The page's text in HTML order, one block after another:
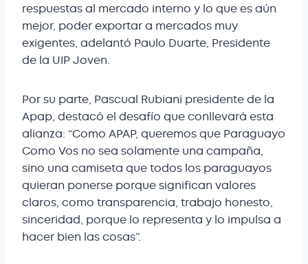
respuestas al mercado interno y lo que es aún
mejor, poder exportar a mercados muy
exigentes, adelantó Paulo Duarte, Presidente
de la UIP Joven.
Por su parte, Pascual Rubiani presidente de la
Apap, destacó el desafío que conllevará esta
alianza: “Como APAP, queremos que Paraguayo
Como Vos no sea solamente una campaña,
sino una camiseta que todos los paraguayos
quieran ponerse porque significan valores
claros, como transparencia, trabajo honesto,
sinceridad, porque lo representa y lo impulsa a
hacer bien las cosas”.